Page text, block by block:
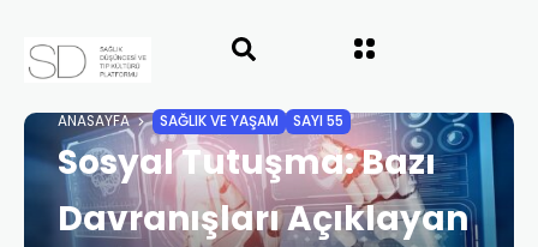
ANASAYFA SAĞLIK VE YAŞAM SAYI 55
Sosyal Tutuşma: Bazı
Davranışları Açıklayan